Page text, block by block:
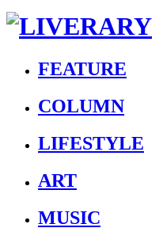
FEATURE
COLUMN
LIFESTYLE
ART
MUSIC